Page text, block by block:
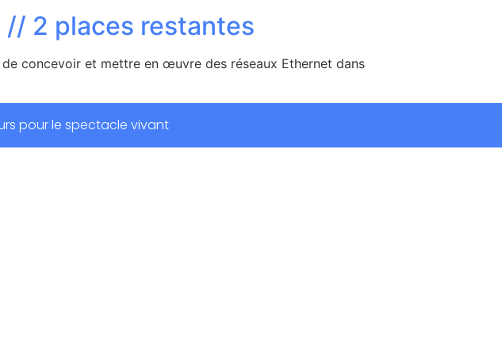
// 2 places restantes
concevoir et mettre en œuvre des réseaux Ethernet dans
pour le spectacle vivant